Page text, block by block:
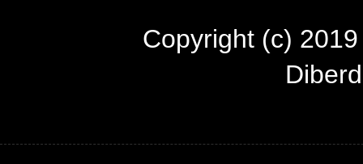
Copyright (c)